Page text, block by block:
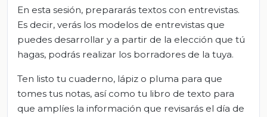
En esta sesión, prepararás textos con entrevistas.
Es decir, verás los modelos de entrevistas que
puedes desarrollar y a partir de la elección que tú
hagas, podrás realizar los borradores de la tuya.
Ten listo tu cuaderno, lápiz o pluma para que
tomes tus notas, así como tu libro de texto para
que amplíes la información que revisarás el día de